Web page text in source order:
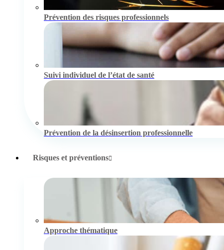
Prévention des risques professionnels
Suivi individuel de l’état de santé
Prévention de la désinsertion professionnelle
Risques et préventions
Approche thématique